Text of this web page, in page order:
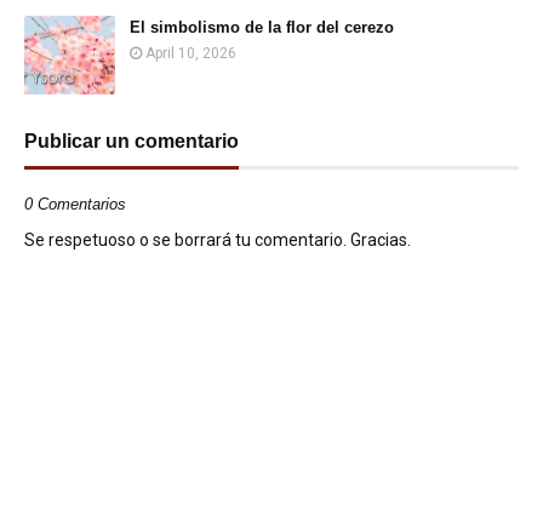
El simbolismo de la flor del cerezo
April 10, 2026
Publicar un comentario
0 Comentarios
Se respetuoso o se borrará tu comentario. Gracias.